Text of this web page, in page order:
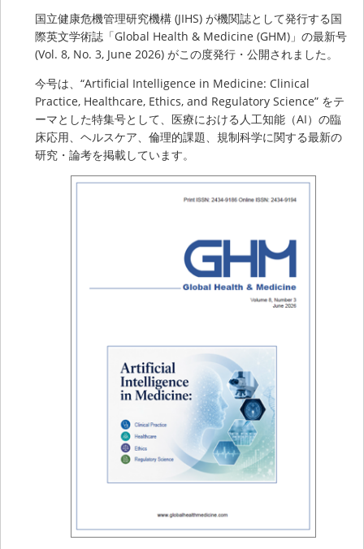
国立健康危機管理研究機構 (JIHS) が機関誌として発行する国
際英文学術誌「Global Health & Medicine (GHM)」の最新号
(Vol. 8, No. 3, June 2026) がこの度発行・公開されました。
今号は、“Artificial Intelligence in Medicine: Clinical
Practice, Healthcare, Ethics, and Regulatory Science” をテ
ーマとした特集号として、医療における人工知能（AI）の臨
床応用、ヘルスケア、倫理的課題、規制科学に関する最新の
研究・論考を掲載しています。